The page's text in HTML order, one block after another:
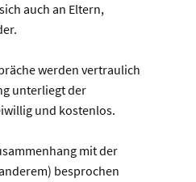
auch an Eltern,
werden vertraulich
unterliegt der
und kostenlos.
mit der
besprochen